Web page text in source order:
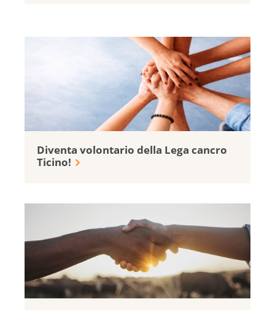
Diventa volontario della Lega cancro
Ticino!